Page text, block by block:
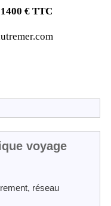
€ TTC
voyage
réseau